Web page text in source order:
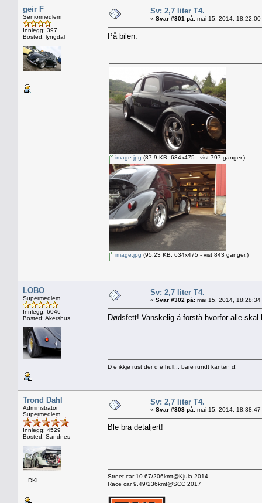
geir F
Seniormedlem
Innlegg: 397
Bosted: lyngdal
Sv: 2,7 liter T4.
« Svar #301 på: mai 15, 2014, 18:22:00
På bilen.
image.jpg (87.9 KB, 634x475 - vist 797 ganger.)
image.jpg (95.23 KB, 634x475 - vist 843 ganger.)
LOBO
Supermedlem
Innlegg: 6046
Bosted: Akershus
Sv: 2,7 liter T4.
« Svar #302 på: mai 15, 2014, 18:28:34
Dødsfett! Vanskelig å forstå hvorfor alle
D e ikkje rust der d e hull... bare rundt kanten d!
Trond Dahl
Administrator
Supermedlem
Innlegg: 4529
Bosted: Sandnes
:: DKL ::
Sv: 2,7 liter T4.
« Svar #303 på: mai 15, 2014, 18:38:47
Ble bra detaljert!
Street car 10.67/206kmt@Kjula 2014
Race car 9.49/236kmt@SCC 2017